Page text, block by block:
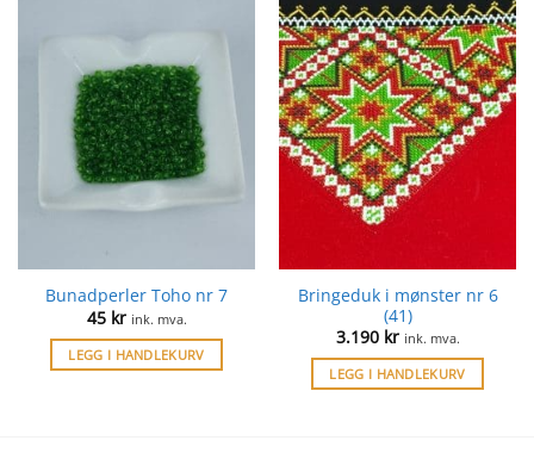
Bunadperler Toho nr 7
45 kr ink. mva.
LEGG I HANDLEKURV
Bringeduk i mønster nr 6
(41)
3.190 kr ink. mva.
LEGG I HANDLEKURV